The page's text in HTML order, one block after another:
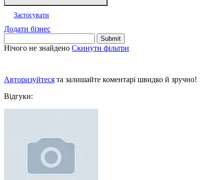
Застосувати
Додати бізнес
Нічого не знайдено Скинути фільтри
Авторизуйтеся та залишайте коментарі швидко й зручно!
Відгуки: